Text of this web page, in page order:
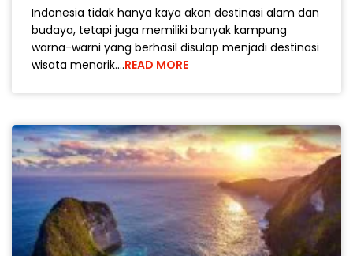
Indonesia tidak hanya kaya akan destinasi alam dan
budaya, tetapi juga memiliki banyak kampung
warna-warni yang berhasil disulap menjadi destinasi
wisata menarik.…READ MORE